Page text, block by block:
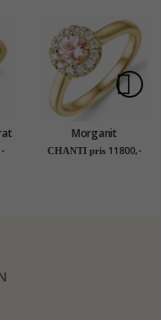
Morganit
diamantring i 14
CHANTI pris 11800,-